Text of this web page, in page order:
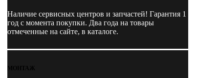
Наличие сервисных центров и запчастей! Гарантия 1
год с момента покупки. Два года на товары
отмеченные на сайте, в каталоге.
МОНТАЖ